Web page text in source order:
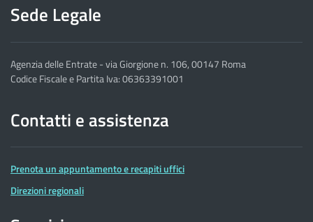
Sede Legale
Agenzia delle Entrate - via Giorgione n. 106, 00147 Roma
Codice Fiscale e Partita Iva: 06363391001
Contatti e assistenza
Prenota un appuntamento e recapiti uffici
Direzioni regionali